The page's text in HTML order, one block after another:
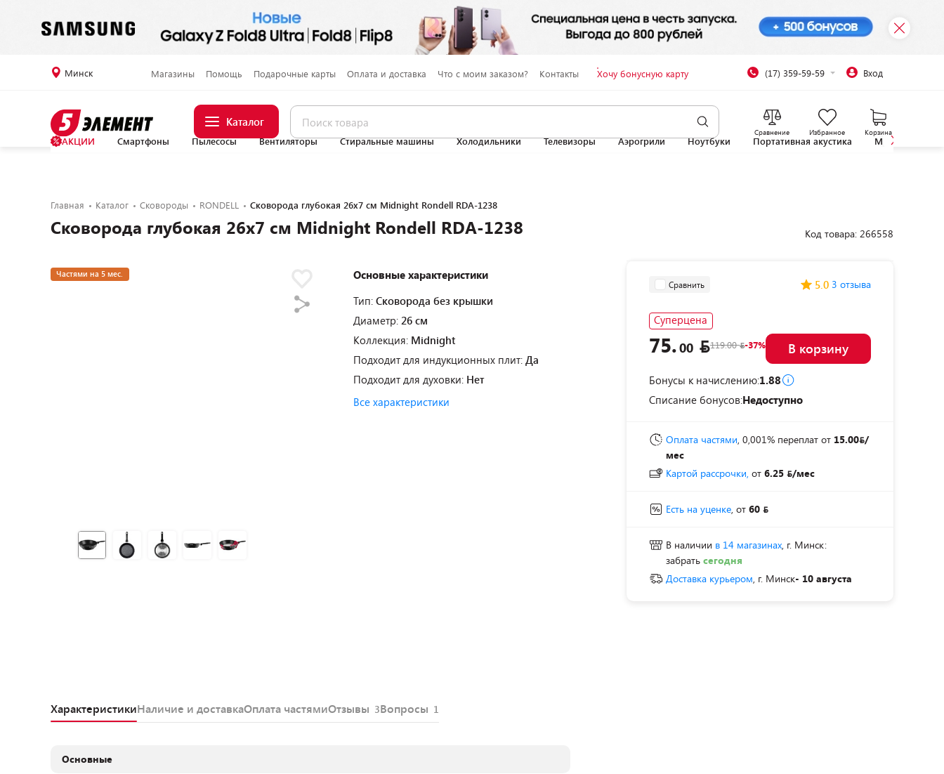
Минск Магазины Помощь Подарочные карты Оплата и доставка Что с моим заказом? Контакты Хочу бонусную карту (17) 359-59-59 Вход
Каталог
Сравнение Избранное Корзина
АКЦИИ Смартфоны Пылесосы Вентиляторы Стиральные машины Холодильники Телевизоры Аэрогрили Ноутбуки Портативная акустика
Главная Каталог Сковороды RONDELL Сковорода глубокая 26х7 см Midnight Rondell RDA-1238
Сковорода глубокая 26х7 см Midnight Rondell RDA-1238
Частями на 5 мес.
Основные характеристики
Тип: Сковорода без крышки
Диаметр: 26 см
Коллекция: Midnight
Подходит для индукционных плит: Да
Подходит для духовки: Нет
Все характеристики
Код товара: 266558
Сравнить 5.0 3 отзыва
Суперцена
75.00 119.00 -37% В корзину
Бонусы к начислению:1.88
Списание бонусов:Недоступно
Оплата частями, 0,001% переплат от 15.00 /
мес
Картой рассрочки, от 6.25 /мес
Есть на уценке, от 60
В наличии в 14 магазинах, г. Минск:
забрать сегодня
Доставка курьером, г. Минск- 10 августа
ХарактеристикиНаличие и доставкаОплата частямиОтзывы 3Вопросы 1
Основные